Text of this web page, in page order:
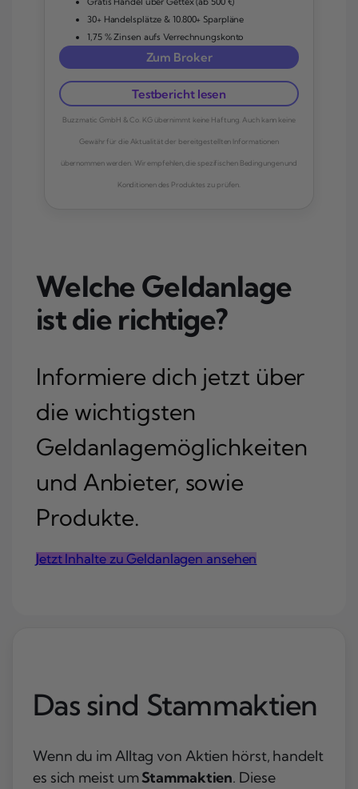
30+ Handelsplätze & 10.800+ Sparpläne
1,75 % Zinsen aufs Verrechnungskonto
Zum Broker
Testbericht lesen
Buzzmatic GmbH & Co. KG übernimmt keine Haftung. Auch kann keine
Gewähr für die Aktualität der bereitgestellten Informationen
übernommen werden. Wir empfehlen, die spezifischen Bedingungen und
Konditionen des Produktes zu prüfen.
Welche Geldanlage
ist die richtige?
Informiere dich jetzt über
die wichtigsten
Geldanlagemöglichkeiten
und Anbieter, sowie
Produkte.
Jetzt Inhalte zu Geldanlagen ansehen
Das sind Stammaktien
Wenn du im Alltag von Aktien hörst, handelt
es sich meist umStammaktien. Diese